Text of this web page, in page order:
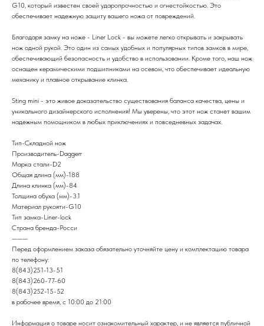
G10, который известен своей ударопрочностью и огнестойкостью. Это
обеспечивает надежную защиту вашего ножа от повреждений.
Благодаря замку на ноже - Liner Lock - вы можете легко открывать и закрывать
нож одной рукой. Это один из самых удобных и популярных типов замков в мире,
обеспечивающий безопасность и удобство в использовании. Кроме того, наш нож
оснащен керамическими подшипниками на осевом, что обеспечивает идеальную
механику и плавное открывание клинка.
Sting mini - это живое доказательство существования баланса качества, цены и
уникального дизайнерского исполнения! Мы уверены, что этот нож станет вашим
надежным помощником в любых приключениях и повседневных задачах.
Тип-Складной нож
Производитель-Daggerr
Марка стали-D2
Общая длина (мм)-188
Длина клинка (мм)-84
Толщина обуха (мм)-3.1
Материал рукояти-G10
Тип замка-Liner-lock
Страна бренда-Росси
———
Перед оформлением заказа обязательно уточняйте цену и комплектацию товара
по телефону:
8(843)251-13-51
8(843)260-77-60
8(843)252-15-52
в рабочее время, с 10:00 до 21:00
Информация о товаре носит ознакомительный характер, и не является публичной